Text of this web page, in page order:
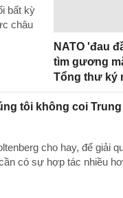
bất kỳ
châu
NATO 'đau
tìm gương
Tổng thư ký
tôi không coi Trung
cho hay, để giải
có sự hợp tác nhiều